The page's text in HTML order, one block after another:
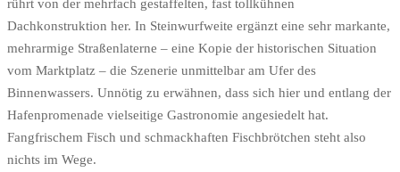
rührt von der mehrfach gestaffelten, fast tollkühnen
Dachkonstruktion her. In Steinwurfweite ergänzt eine sehr markante,
mehrarmige Straßenlaterne – eine Kopie der historischen Situation
vom Marktplatz – die Szenerie unmittelbar am Ufer des
Binnenwassers. Unnötig zu erwähnen, dass sich hier und entlang der
Hafenpromenade vielseitige Gastronomie angesiedelt hat.
Fangfrischem Fisch und schmackhaften Fischbrötchen steht also
nichts im Wege.